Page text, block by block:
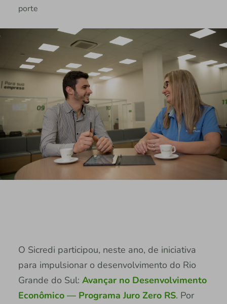
porte
O Sicredi participou, neste ano, de iniciativa
para impulsionar o desenvolvimento do Rio
Grande do Sul: Avançar no Desenvolvimento
Econômico — Programa Juro Zero RS. Por